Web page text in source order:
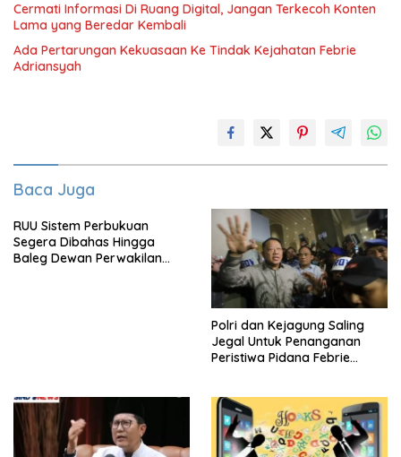
Cermati Informasi Di Ruang Digital, Jangan Terkecoh Konten
Lama yang Beredar Kembali
Ada Pertarungan Kekuasaan Ke Tindak Kejahatan Febrie
Adriansyah
Baca Juga
RUU Sistem Perbukuan
Segera Dibahas Hingga
Baleg Dewan Perwakilan
Polri dan Kejagung Saling
Jegal Untuk Penanganan
Peristiwa Pidana Febrie